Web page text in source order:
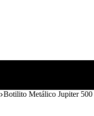
Botilito Metálico Jupiter